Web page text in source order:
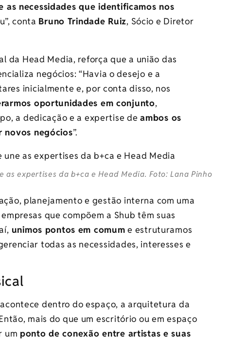
as necessidades que identificamos nos
conta Bruno Trindade Ruiz, Sócio e Diretor
da Head Media, reforça que a união das
negócios: “Havia o desejo e a
inicialmente e, por conta disso, nos
oportunidades em conjunto,
a dedicação e a expertise deambos os
novos negócios”.
as expertises da b+ca e Head Media. Foto: Lana Pinho
planejamento e gestão interna com uma
que compõem a Shub têm suas
unimos pontos em comum e estruturamos
todas as necessidades, interesses e
dentro do espaço, a arquitetura da
mais do que um escritório ou em espaço
um ponto de conexão entre artistas e suas